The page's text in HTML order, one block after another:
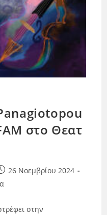
στο Θεατ
26 Νοεμβρίου 2024
στην